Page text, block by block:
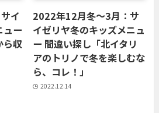
イ
ュー
ら収
2022年12月冬〜3月：サ
イゼリヤ冬のキッズメニュ
ー 間違い探し「北イタリ
アのトリノで冬を楽しむな
ら、コレ！」
2022.12.14